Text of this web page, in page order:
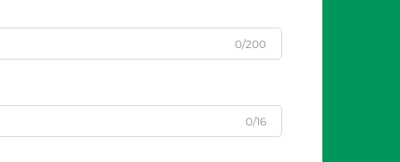
0/200
0/16